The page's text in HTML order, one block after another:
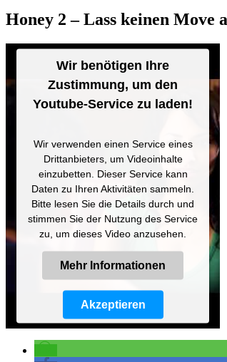
Honey 2 – Lass keinen
Wir benötigen Ihre
Zustimmung, um den
Youtube-Service zu laden!
Wir verwenden einen Service eines
Drittanbieters, um Videoinhalte
einzubetten. Dieser Service kann
Daten zu Ihren Aktivitäten sammeln.
Bitte lesen Sie die Details durch und
stimmen Sie der Nutzung des Service
zu, um dieses Video anzusehen.
Mehr Informationen
Akzeptieren